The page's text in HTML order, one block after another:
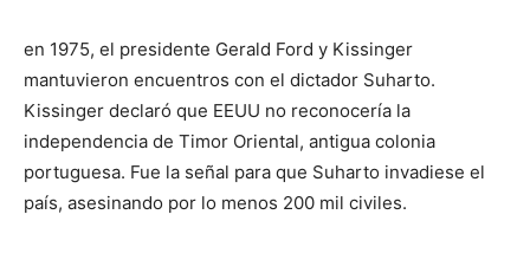
en 1975, el presidente Gerald Ford y Kissinger
mantuvieron encuentros con el dictador Suharto.
Kissinger declaró que EEUU no reconocería la
independencia de Timor Oriental, antigua colonia
portuguesa. Fue la señal para que Suharto invadiese el
país, asesinando por lo menos 200 mil civiles.